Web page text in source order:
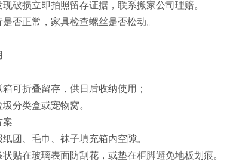
破损立即拍照留存证据，联系搬家公司理赔。
否正常，家具检查螺丝是否松动。
可折叠留存，供日后收纳使用；
分类盒或宠物窝。
案
团、毛巾、袜子填充箱内空隙。
贴在玻璃表面防刮花，或垫在柜脚避免地板划痕。